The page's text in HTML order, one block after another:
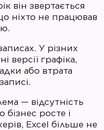
він звертається
ніхто не працював
У різних
версії графіка,
або втрата
— відсутність
росте і
Excel більше не